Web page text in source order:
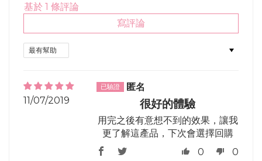
基於 1 條評論
寫評論
11/07/2019
匿名
很好的體驗
用完之後有意想不到的效果，讓我
更了解這產品，下次會選擇回購
0
0